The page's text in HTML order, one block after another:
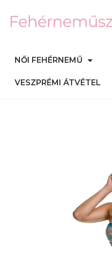
NŐI FEHÉRNEMŰ
VESZPRÉMI ÁTVÉTEL